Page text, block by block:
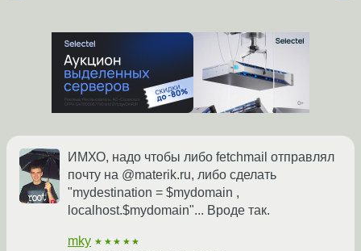
ИМХО, надо чтобы либо fetchmail отправлял
почту на @materik.ru, либо сделать
"mydestination = $mydomain ,
localhost.$mydomain"... Вроде так.
mky ★★★★★